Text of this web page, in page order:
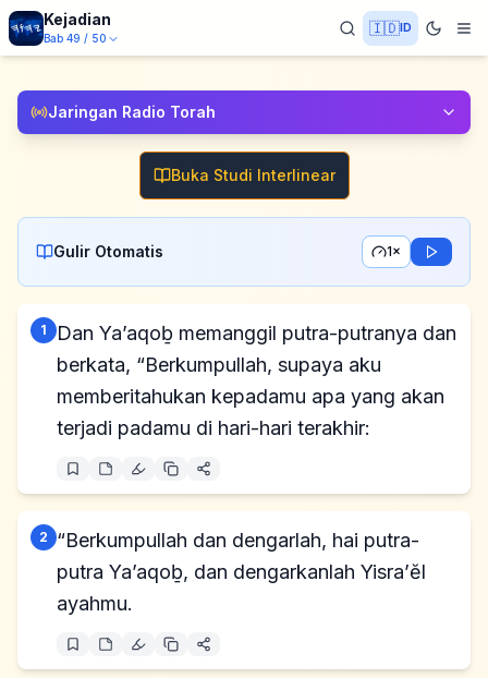
Kejadian
Bab 49 / 50
🇮🇩ID
Jaringan Radio Torah
Buka Studi Interlinear
Gulir Otomatis 1×
1
Dan Ya’aqoḇ memanggil putra-putranya dan
berkata, “Berkumpullah, supaya aku
memberitahukan kepadamu apa yang akan
terjadi padamu di hari-hari terakhir:
2
“Berkumpullah dan dengarlah, hai putra-
putra Ya’aqoḇ, dan dengarkanlah Yisra’ĕl
ayahmu.